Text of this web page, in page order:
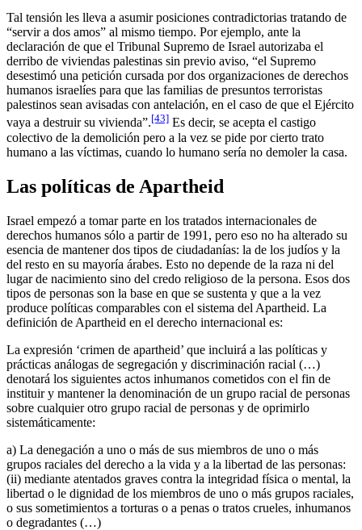
Tal tensión les lleva a asumir posiciones contradictorias tratando de
“servir a dos amos” al mismo tiempo. Por ejemplo, ante la
declaración de que el Tribunal Supremo de Israel autorizaba el
derribo de viviendas palestinas sin previo aviso, “el Supremo
desestimó una petición cursada por dos organizaciones de derechos
humanos israelíes para que las familias de presuntos terroristas
palestinos sean avisadas con antelación, en el caso de que el Ejército
vaya a destruir su vivienda”.[43] Es decir, se acepta el castigo
colectivo de la demolición pero a la vez se pide por cierto trato
humano a las víctimas, cuando lo humano sería no demoler la casa.
Las políticas de Apartheid
Israel empezó a tomar parte en los tratados internacionales de
derechos humanos sólo a partir de 1991, pero eso no ha alterado su
esencia de mantener dos tipos de ciudadanías: la de los judíos y la
del resto en su mayoría árabes. Esto no depende de la raza ni del
lugar de nacimiento sino del credo religioso de la persona. Esos dos
tipos de personas son la base en que se sustenta y que a la vez
produce políticas comparables con el sistema del Apartheid. La
definición de Apartheid en el derecho internacional es:
La expresión ‘crimen de apartheid’ que incluirá a las políticas y
prácticas análogas de segregación y discriminación racial (…)
denotará los siguientes actos inhumanos cometidos con el fin de
instituir y mantener la denominación de un grupo racial de personas
sobre cualquier otro grupo racial de personas y de oprimirlo
sistemáticamente:
a) La denegación a uno o más de sus miembros de uno o más
grupos raciales del derecho a la vida y a la libertad de las personas:
(ii) mediante atentados graves contra la integridad física o mental, la
libertad o le dignidad de los miembros de uno o más grupos raciales,
o sus sometimientos a torturas o a penas o tratos crueles, inhumanos
o degradantes (…)